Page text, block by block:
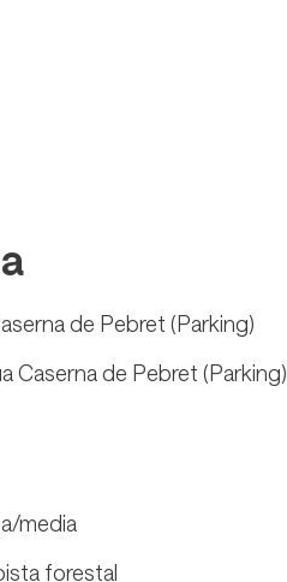
de Pebret (Parking)
Caserna de Pebret (Parking)
media
forestal